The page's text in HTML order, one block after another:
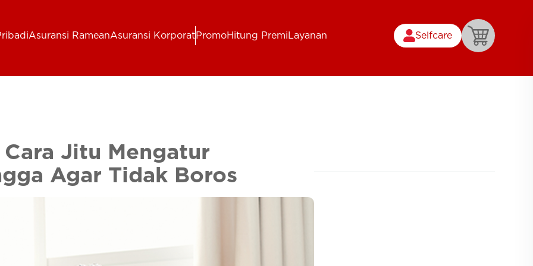
Asuransi RameanAsuransi KorporatPromoHitung Premi Layanan Selfcare
Jitu Mengatur
Agar Tidak Boros